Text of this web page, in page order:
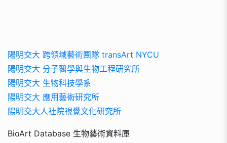
陽明交大 跨領域藝術團隊 transArt NYCU
陽明交大 分子醫學與生物工程研究所
陽明交大 生物科技學系
陽明交大 應用藝術研究所
陽明交大人社院視覺文化研究所
BioArt Database 生物藝術資料庫